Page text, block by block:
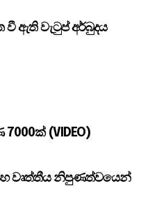
ඇති වැටුප් අර්බුදය
(VIDEO)
වෘත්තීය නිපුණත්වයෙන්